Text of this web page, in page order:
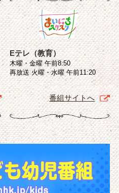
Eテレ（教育）
木曜・金曜 午前8:50
再放送 火曜・水曜 午前11:20
番組サイトへ